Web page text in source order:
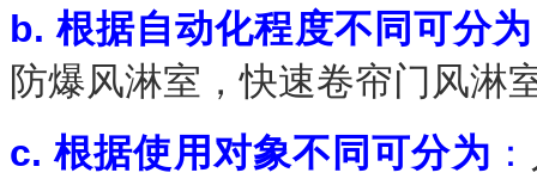
b.根据自动化程度不同可分为
防爆风淋室，快速卷帘门风淋
c. 根据使用对象不同可分为 ：